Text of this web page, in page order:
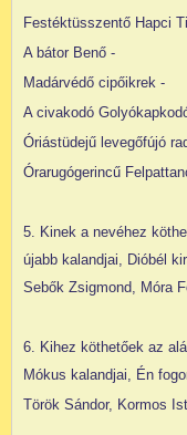
Festéktüsszentő Hapci
A bátor Benő -
Madárvédő cipőikrek -
A civakodó
Óriástüdejű levegőfújó
Órarugógerincű
5. Kinek a nevéhez
újabb kalandjai, Dióbél
Sebők Zsigmond, Móra
6. Kihez köthetőek az
Mókus kalandjai, Én
Török Sándor, Kormos